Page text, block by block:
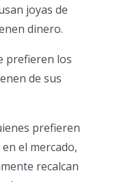
joyas de
dinero.
prefieren los
de sus
prefieren
el mercado,
recalcan